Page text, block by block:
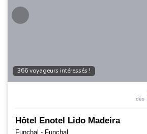
366 voyageurs intéressés !
Hôtel Enotel Lido Madeira
Funchal - Funchal
dès